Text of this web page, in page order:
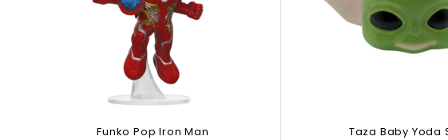
Funko Pop Iron Man
Taza Baby Yoda